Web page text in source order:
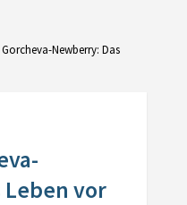
Newberry: Das
Leben vor